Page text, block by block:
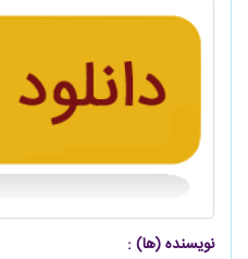
نویسنده (ها) :